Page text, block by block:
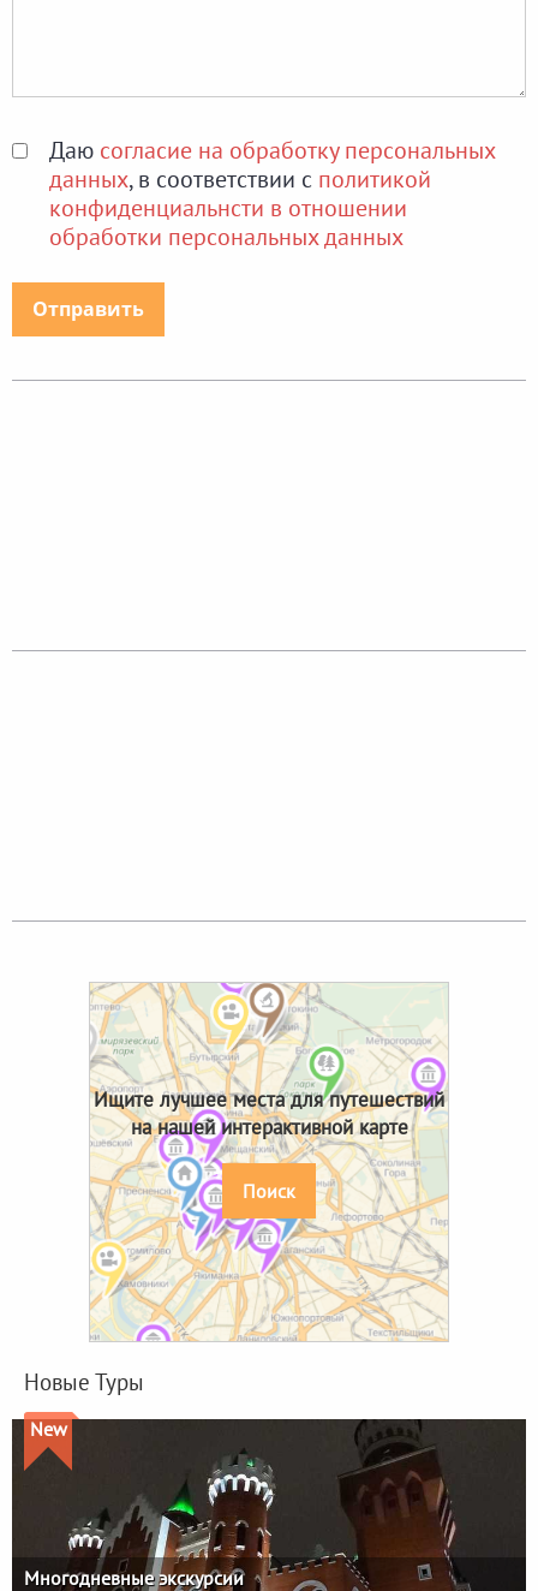
Даю согласие на обработку персональных
данных, в соответствии с политикой
конфиденциальнсти в отношении
обработки персональных данных
Ищите лучшее места для путешествий
на нашей интерактивной карте
Поиск
Новые Туры
New
Многодневные экскурсии